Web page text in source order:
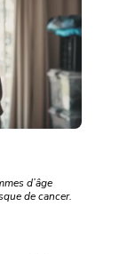
d’âge
de cancer.